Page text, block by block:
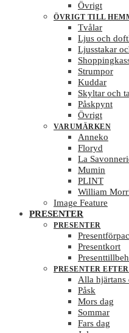
Övrigt
ÖVRIGT TILL
Tvålar
Ljus och
Ljusstakar
Strumpor
Kuddar
Skyltar och
Påskpynt
Övrigt
VARUMÄRKEN
Anneko
Floryd
La
Mumin
PLINT
William
Image Feature
PRESENTER
PRESENTER
Presentkort
PRESENTER
Alla hjärtans
Påsk
Mors dag
Sommar
Fars dag